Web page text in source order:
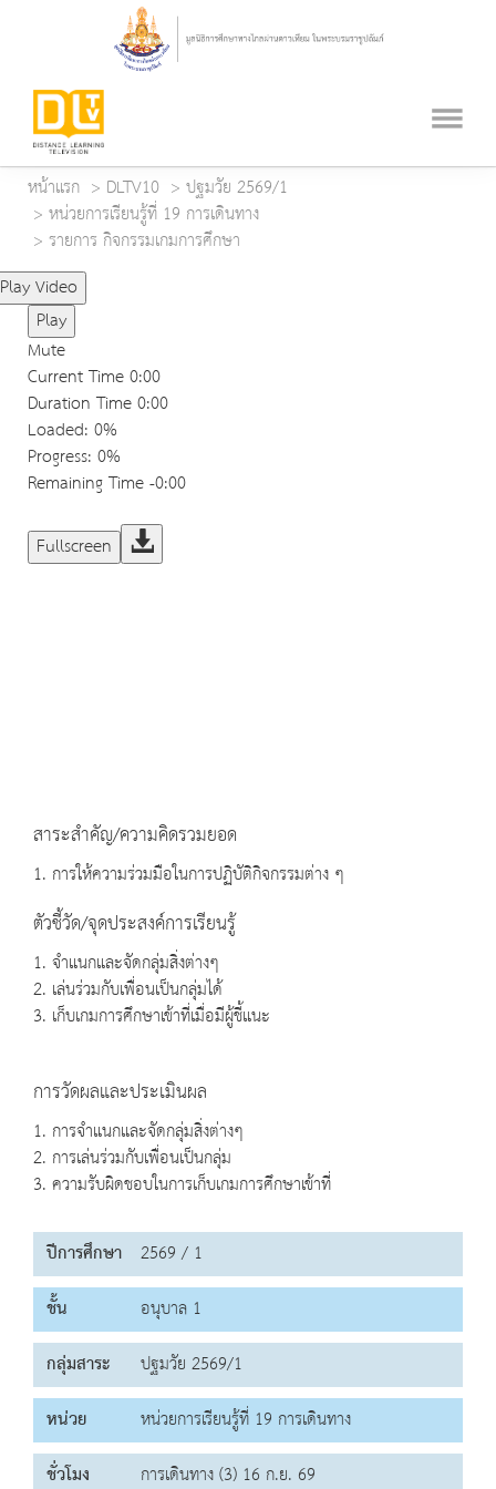
หน้าแรก DLTV10
ปฐมวัย 2569/1
หน่วยการเรียนรู้ที่ 19 การเดินทาง
รายการ กิจกรรมเกมการศึกษา
Play Video
Play
Mute
Current Time0:00
Duration Time0:00
Loaded: 0%
Progress: 0%
Remaining Time-0:00
Fullscreen
สาระสำคัญ/ความคิดรวมยอด
1. การให้ความร่วมมือในการปฏิบัติกิจกรรมต่าง ๆ
ตัวชี้วัด/จุดประสงค์การเรียนรู้
1. จำแนกและจัดกลุ่มสิ่งต่างๆ
2. เล่นร่วมกับเพื่อนเป็นกลุ่มได้
3. เก็บเกมการศึกษาเข้าที่เมื่อมีผู้ชี้แนะ
การวัดผลและประเมินผล
1. การจำแนกและจัดกลุ่มสิ่งต่างๆ
2. การเล่นร่วมกับเพื่อนเป็นกลุ่ม
3. ความรับผิดชอบในการเก็บเกมการศึกษาเข้าที่
ปีการศึกษา 2569 / 1
ชั้น
อนุบาล 1
กลุ่มสาระ
ปฐมวัย 2569/1
หน่วย
หน่วยการเรียนรู้ที่ 19 การเดินทาง
ชั่วโมง
การเดินทาง (3) 16 ก.ย. 69